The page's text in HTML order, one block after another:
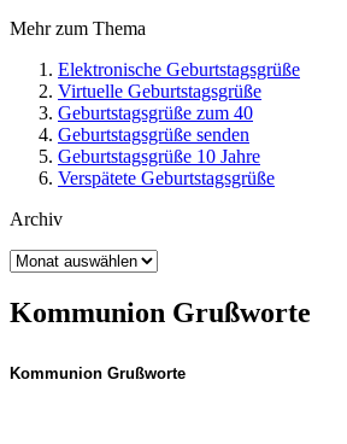
Mehr zum Thema
Elektronische Geburtstagsgrüße
Virtuelle Geburtstagsgrüße
Geburtstagsgrüße zum 40
Geburtstagsgrüße senden
Geburtstagsgrüße 10 Jahre
Verspätete Geburtstagsgrüße
Archiv
Archiv
Kommunion Grußworte
Kommunion Grußworte